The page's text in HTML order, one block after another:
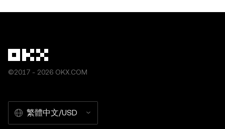
以將 Pi 幣充值到
©2017 - 2026 OKX.COM
繁體中文/USD